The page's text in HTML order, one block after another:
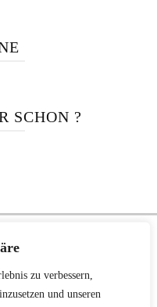
zu verbessern,
und unseren
SCHON ?
ist Ihre freiwillige Zustimmung zu
Bitte erklären Sie diese durch